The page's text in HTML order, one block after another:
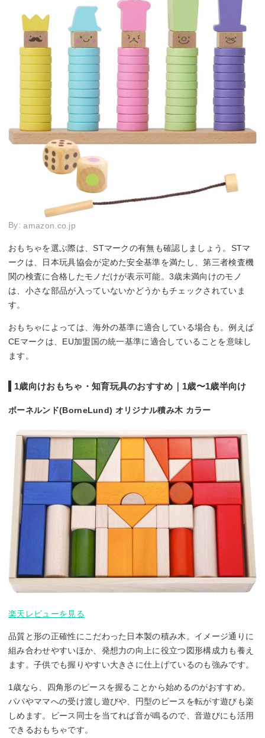
By:amazon.co.jp
おもちゃを選ぶ際は、STマークの有無も確認しましょう。STマ
ークは、日本玩具協会が定めた安全基準を満たし、第三者検査機
関の検査に合格したモノだけが表示可能。3歳未満向けのモノ
は、小さな部品が入っていないかどうかもチェックされていま
す。
おもちゃによっては、海外の基準に適合している場合も。例えば
CEマークは、EU加盟国の統一基準に適合していることを意味し
ます。
1歳向けおもちゃ・知育玩具のおすすめ｜1歳〜1歳半向け
ボーネルンド(BorneLund) オリジナル積み木 カラー
楽天レビューを見る
品質と形の正確性にこだわった日本製の積み木。イメージ通りに
組み合わせやすいほか、発想力の向上に役立つ図形構成力も養え
ます。子供でも握りやすい大きさに仕上げているのも強みです。
1歳なら、四角形のピースを握ることから始めるのがおすすめ。
パパやママへの受け渡し遊びや、円型のピースを転がす遊びも楽
しめます。ピース同士を当てれば音が鳴るので、音遊びにも活用
できるおもちゃです。